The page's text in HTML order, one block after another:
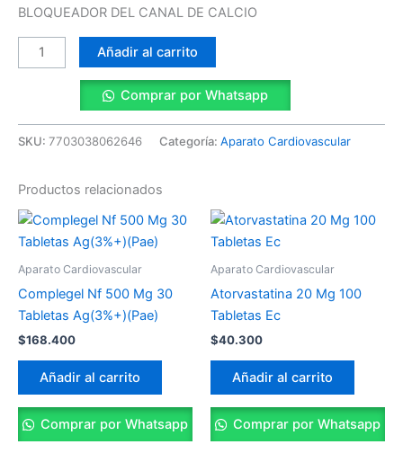
BLOQUEADOR DEL CANAL DE CALCIO
Añadir al carrito
Comprar por Whatsapp
SKU: 7703038062646 Categoría: Aparato Cardiovascular
Productos relacionados
Aparato Cardiovascular
Complegel Nf 500 Mg 30
Tabletas Ag(3%+)(Pae)
$168.400
Añadir al carrito
Comprar por Whatsapp
Aparato Cardiovascular
Atorvastatina 20 Mg 100
Tabletas Ec
$40.300
Añadir al carrito
Comprar por Whatsapp